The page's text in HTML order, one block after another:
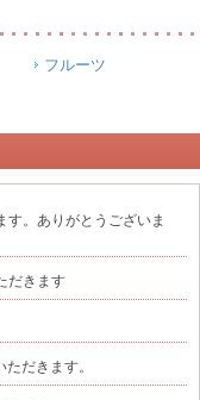
フルーツ
。ありがとうございま
だきます
だきます。